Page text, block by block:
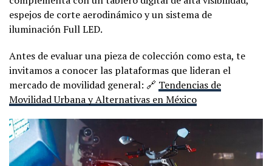
espejos de corte aerodinámico y un sistema de
iluminación Full LED.
Antes de evaluar una pieza de colección como esta, te
invitamos a conocer las plataformas que lideran el
mercado de movilidad general: 🔗 Tendencias de
Movilidad Urbana y Alternativas en México